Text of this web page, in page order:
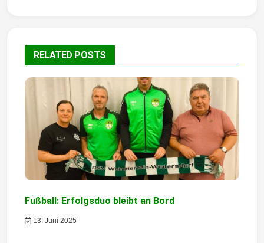
r
a
g
v
i
g
RELATED POSTS
Fußball: Erfolgsduo bleibt an Bord
13. Juni 2025